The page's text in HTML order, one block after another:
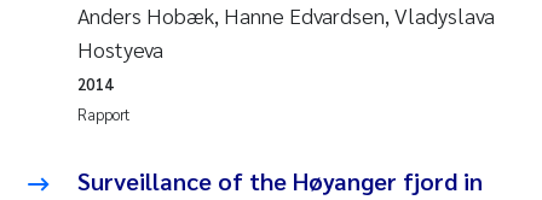
Ian Allan
Bert van Bavel
Marianne Mosberg
Anders Hobæk, Hanne Edvardsen, Vladyslava
Hostyeva
Rapport
2014
Surveillance of the Høyanger fjord in